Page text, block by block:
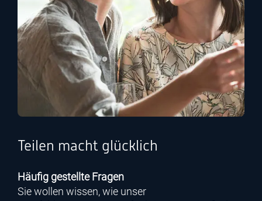
Teilen macht glücklich
Häufig gestellte Fragen
Sie wollen wissen, wie unser